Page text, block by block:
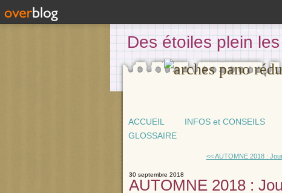
Des étoiles plein
ACCUEIL INFOS et CONSEILS
GLOSSAIRE
<< AUTOMNE 2018 : Jour
30 septembre 2018
AUTOMNE 2018 :